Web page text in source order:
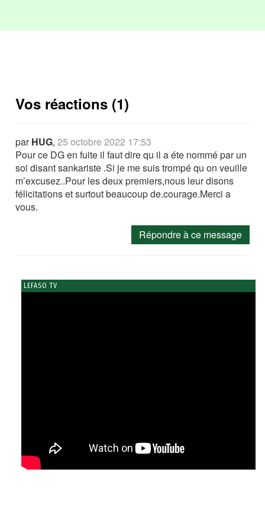
Vos réactions (1)
parHUG,25 octobre 2022 17:53
Pour ce DG en fuite il faut dire qu il a éte nommé par un
soi disant sankariste .Si je me suis trompé qu on veuille
m’excusez..Pour les deux premiers,nous leur disons
félicitations et surtout beaucoup de.courage.Merci a
vous.
Répondre à ce message
LEFASO TV